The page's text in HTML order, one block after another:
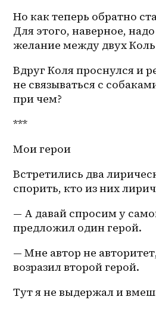
Но как теперь обратно
Для этого, наверное, надо
желание между двух
Вдруг Коля проснулся и
не связываться с
при чем?
***
Мои герои
Встретились два
спорить, кто из них
— А давай спросим у
предложил один герой.
— Мне автор не
возразил второй герой.
Тут я не выдержал и